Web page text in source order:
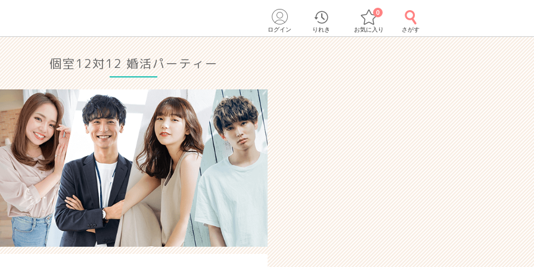
ログイン りれき お気に入り
0
さがす
個室12対12 婚活パーティー